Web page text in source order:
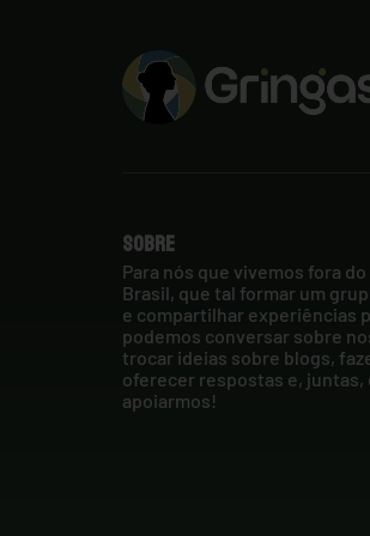
Sobre
Para nós que vivemos fora
Brasil, que tal formar um
e compartilhar experiências
podemos conversar sobre
trocar ideias sobre blogs,
oferecer respostas e, juntas,
apoiarmos!